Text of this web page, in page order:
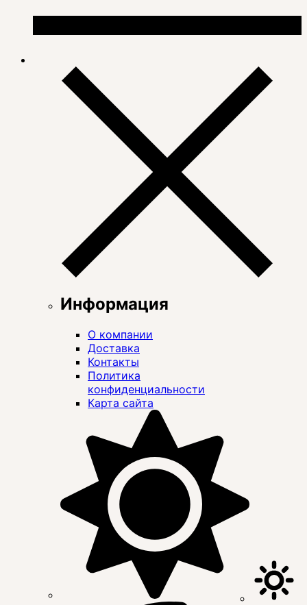
Информация
О компании
Доставка
Контакты
Политика
конфиденциальности
Карта сайта